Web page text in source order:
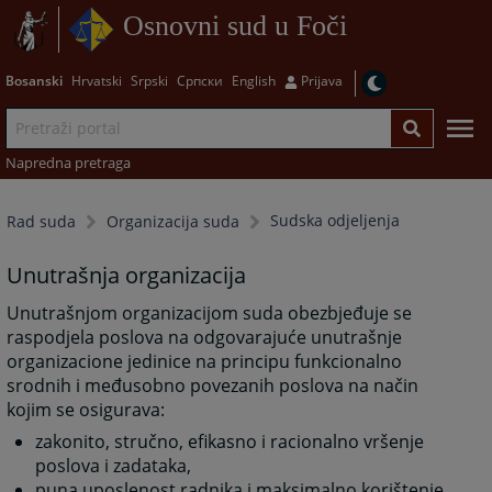
Osnovni sud u Foči
Bosanski Hrvatski Srpski Српски English Prijava
Napredna pretraga
Rad suda Organizacija suda Sudska odjeljenja
Unutrašnja organizacija
Unutrašnjom organizacijom suda obezbjeđuje se
raspodjela poslova na odgovarajuće unutrašnje
organizacione jedinice na principu funkcionalno
srodnih i međusobno povezanih poslova na način
kojim se osigurava:
zakonito, stručno, efikasno i racionalno vršenje
poslova i zadataka,